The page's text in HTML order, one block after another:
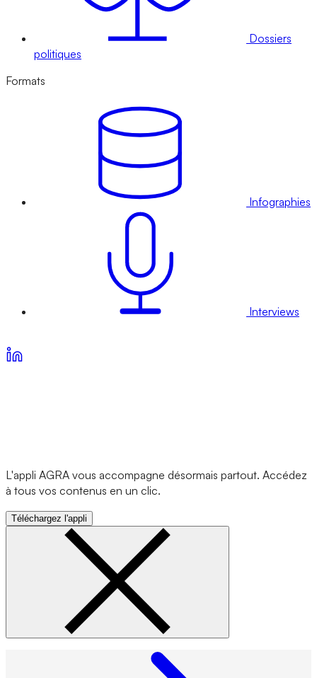
Dossiers
politiques
Formats
Infographies
Interviews
L'appli AGRA vous accompagne désormais partout. Accédez
à tous vos contenus en un clic.
Téléchargez l'appli